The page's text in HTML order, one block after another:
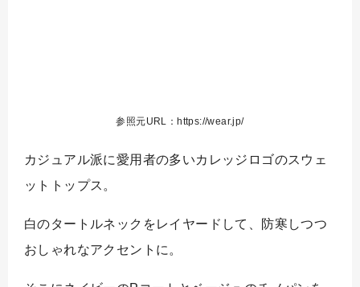
参照元URL：https://wear.jp/
カジュアル派に愛用者の多いカレッジロゴのスウェ
ットトップス。
白のタートルネックをレイヤードして、防寒しつつ
おしゃれなアクセントに。